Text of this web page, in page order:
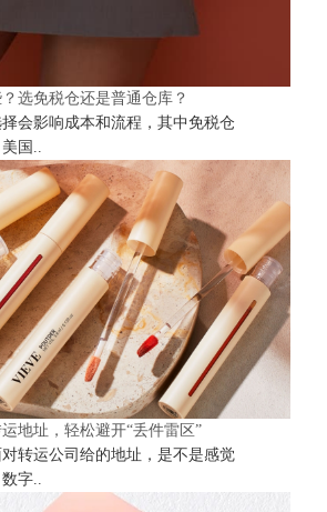
选免税仓还是普通仓库？
会影响成本和流程，其中免税仓
国..
地址，轻松避开“丢件雷区”
转运公司给的地址，是不是感觉
字..